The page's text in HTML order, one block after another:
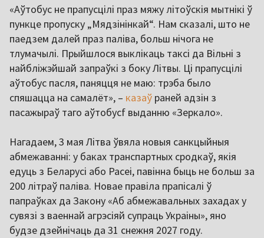
«Аўтобус не прапусцілі праз мяжу літоўскія мытнікі ў
пункце пропуску „Мядзінінкай“. Нам сказалі, што не
паедзем далей праз паліва, больш нічога не
тлумачылі. Прыйшлося выклікаць таксі да Вільні з
найбліжэйшай запраўкі з боку Літвы. Ці прапусцілі
аўтобус пасля, паняцця не маю: трэба было
спяшацца на самалёт», – казаў раней адзін з
пасажыраў таго аўтобусf выданню «Зеркало».
Нагадаем, 3 мая Літва ўвяла новыя санкцыйныя
абмежаванні: у баках транспартных сродкаў, якія
едуць з Беларусі або Расеі, павінна быць не больш за
200 літраў паліва. Новае правіла прапісалі ў
папраўках да Закону «Аб абмежавальных захадах у
сувязі з ваеннай агрэсіяй супраць Украіны», яно
будзе дзейнічаць да 31 снежня 2027 году.